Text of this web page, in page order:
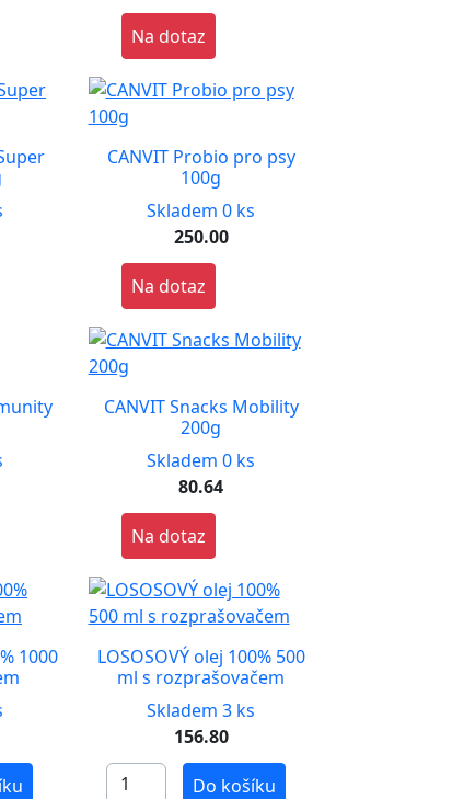
Na dotaz
CANVIT Probio pro psy
100g
Skladem 0 ks
250.00
Na dotaz
CANVIT Snacks Mobility
200g
Skladem 0 ks
80.64
Na dotaz
1000
LOSOSOVÝ olej 100% 500
ml s rozprašovačem
Skladem 3 ks
156.80
Do košíku